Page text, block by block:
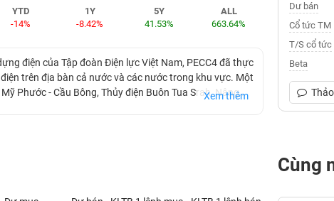
YTD
-14%
1Y
-8.42%
5Y
41.53%
ALL
663.64%
điện của Tập đoàn Điện lực Việt Nam, PECC4 đã thực
trên địa bàn cả nước và các nước trong khu vực. Một
Phước - Cầu Bông, Thủy điện Buôn Tua Srah, Nâng
Xem thêm
Dư bán
Cổ tức TM
T/S cổ tức
Beta
Cùng